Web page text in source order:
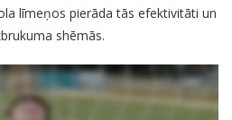
līmeņos pierāda tās efektivitāti un
shēmās.